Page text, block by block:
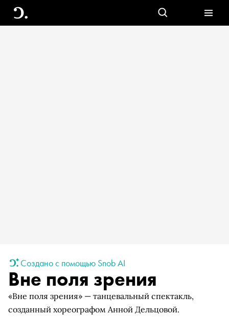
Создано с помощью Snob AI
Вне поля зрения
«Вне поля зрения» — танцевальный спектакль,
созданный хореографом Анной Дельцовой.